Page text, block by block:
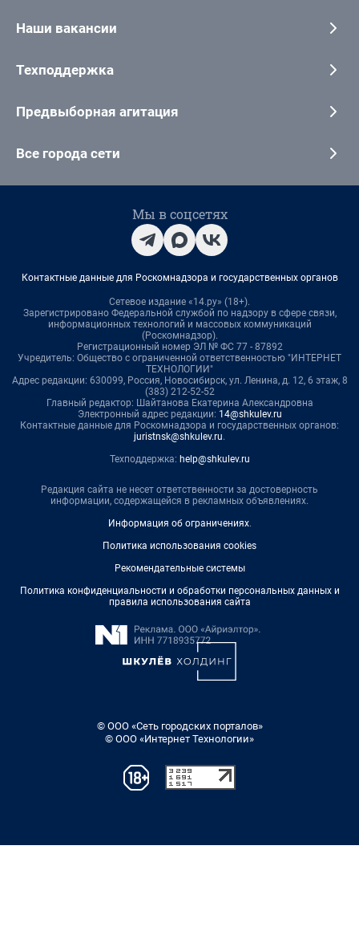
Наши вакансии
Техподдержка
Предвыборная агитация
Все города сети
Мы в соцсетях
Контактные данные для Роскомнадзора и государственных органов
Сетевое издание «14.ру» (18+).
Зарегистрировано Федеральной службой по надзору в сфере связи,
информационных технологий и массовых коммуникаций
(Роскомнадзор).
Регистрационный номер ЭЛ № ФС 77 - 87892
Учредитель: Общество с ограниченной ответственностью "ИНТЕРНЕТ
ТЕХНОЛОГИИ"
Адрес редакции: 630099, Россия, Новосибирск, ул. Ленина, д. 12, 6 этаж, 8
(383) 212-52-52
Главный редактор: Шайтанова Екатерина Александровна
Электронный адрес редакции: 14@shkulev.ru
Контактные данные для Роскомнадзора и государственных органов:
juristnsk@shkulev.ru.
Техподдержка: help@shkulev.ru
Редакция сайта не несет ответственности за достоверность
информации, содержащейся в рекламных объявлениях.
Информация об ограничениях.
Политика использования cookies
Рекомендательные системы
Политика конфиденциальности и обработки персональных данных и
правила использования сайта
© ООО «Сеть городских порталов»
© ООО «Интернет Технологии»